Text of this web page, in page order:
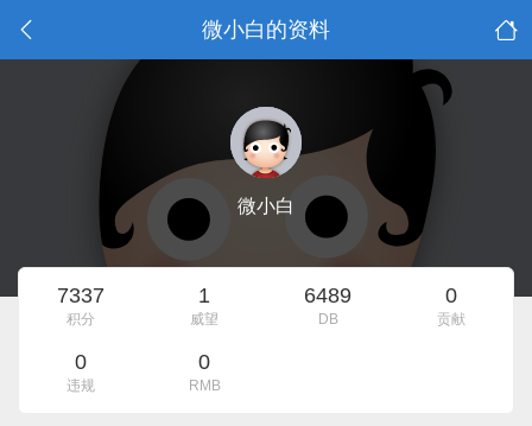
微小白的资料
微小白
7337
积分
1
威望
6489
DB
0
贡献
0
违规
0
RMB